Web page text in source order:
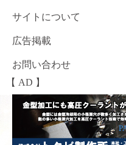
サイトについて
広告掲載
お問い合わせ
【 AD 】